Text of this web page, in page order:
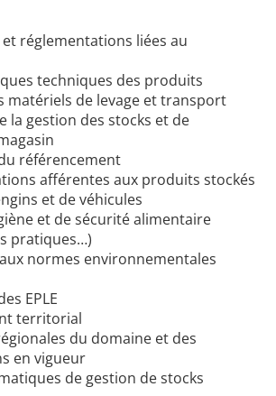
réglementations liées au
techniques des produits
matériels de levage et transport
la gestion des stocks et de
référencement
afférentes aux produits stockés
et de véhicules
et de sécurité alimentaire
pratiques…)
normes environnementales
EPLE
territorial
du domaine et des
en vigueur
de gestion de stocks